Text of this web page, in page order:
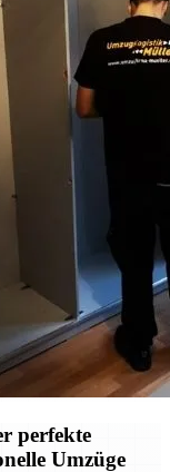
perfekte
Umzüge